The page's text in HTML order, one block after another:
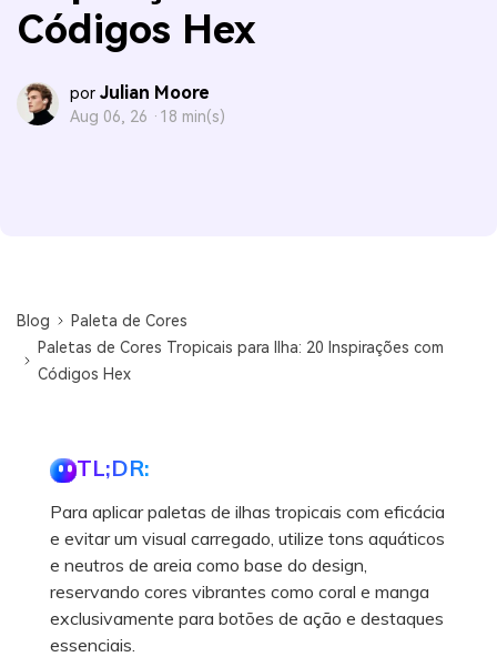
Códigos Hex
por Julian Moore
Aug 06, 26 · 18 min(s)
Blog
Paleta de Cores
Paletas de Cores Tropicais para Ilha: 20 Inspirações com
Códigos Hex
TL;DR:
Para aplicar paletas de ilhas tropicais com eficácia
e evitar um visual carregado, utilize tons aquáticos
e neutros de areia como base do design,
reservando cores vibrantes como coral e manga
exclusivamente para botões de ação e destaques
essenciais.